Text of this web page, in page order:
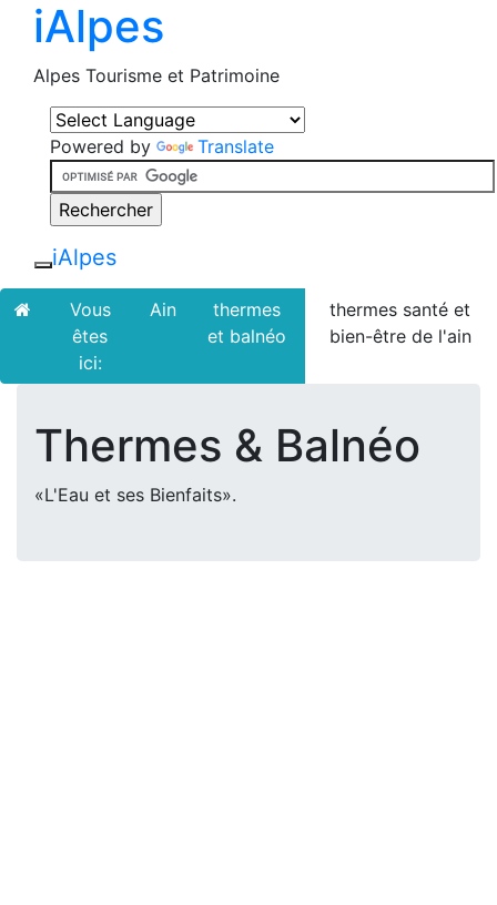
iAlpes
Alpes Tourisme et Patrimoine
Powered by Translate
iAlpes
Vous
êtes
ici:
Ain
thermes
et balnéo
thermes santé et
bien-être de l'ain
Thermes & Balnéo
«L'Eau et ses Bienfaits».